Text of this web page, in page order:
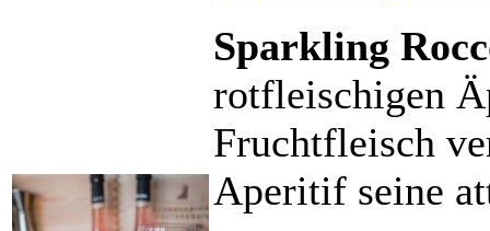
Sparkling
rotfleischigen
Fruchtfleisch
Aperitif seine